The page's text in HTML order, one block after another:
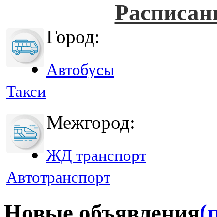
Город:
Автобусы
Такси
Межгород:
ЖД транспорт
Автотранспорт